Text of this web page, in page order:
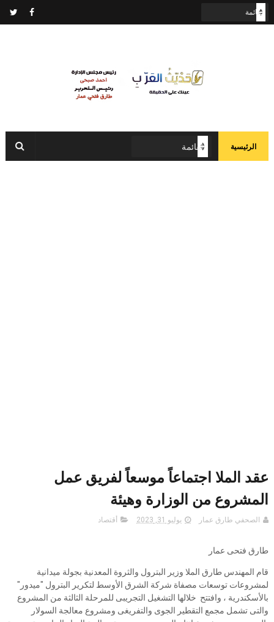
الرئيسية
عقد الملا اجتماعاً موسعاً لفريق عمل
المشروع من الوزارة وهيئة
الصحفي طارق عمار يوليو 31, 2023 أقتصاد
طارق فتحى عمار
قام المهندس طارق الملا وزير البترول والثروة المعدنية بجولة ميدانية
لمشروعات توسعات مصفاة شركة الشرق الأوسط لتكرير البترول "ميدور"
بالأسكندرية ، وافتتح خلالها التشغيل التجريبى للمرحلة الثالثة من المشروع
والتى تشمل مجمع التقطير الجوى والتفريغى ومشروع معالجة السولار